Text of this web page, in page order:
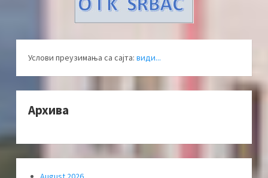
Услови преузимања са сајта: види...
Архива